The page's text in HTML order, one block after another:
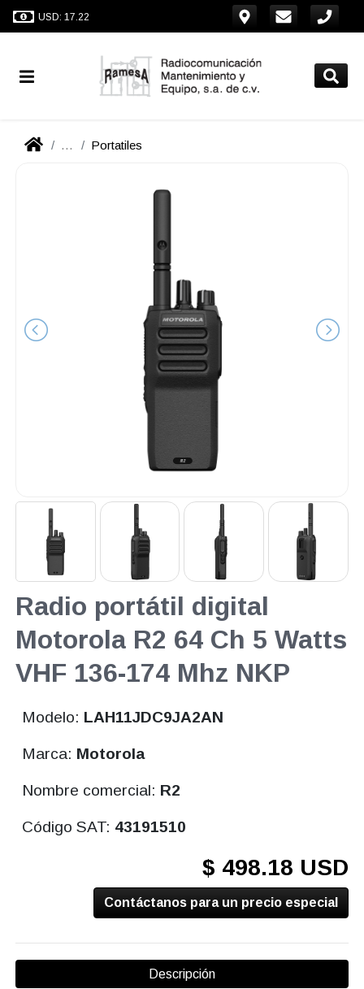
USD: 17.22
... Portatiles
Radio portátil digital
Motorola R2 64 Ch 5 Watts
VHF 136-174 Mhz NKP
Modelo: LAH11JDC9JA2AN
Marca: Motorola
Nombre comercial: R2
Código SAT: 43191510
$ 498.18 USD
Contáctanos para un precio especial
Descripción